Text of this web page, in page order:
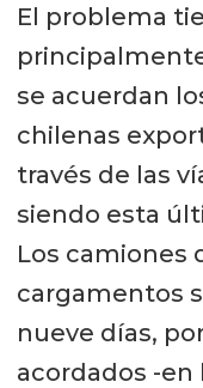
El problema
se acuerdan
chilenas
través de las
siendo esta
Los camiones
cargamentos
nueve días,
acordados -en